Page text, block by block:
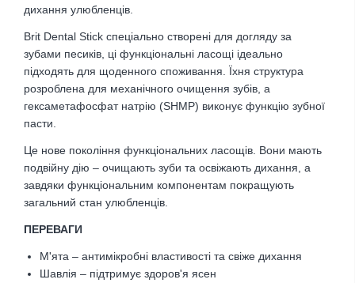
дихання улюбленців.
Brit Dental Stick спеціально створені для догляду за
зубами песиків, ці функціональні ласощі ідеально
підходять для щоденного споживання. Їхня структура
розроблена для механічного очищення зубів, а
гексаметафосфат натрію (SHMP) виконує функцію зубної
пасти.
Це нове покоління функціональних ласощів. Вони мають
подвійну дію – очищають зуби та освіжають дихання, а
завдяки функціональним компонентам покращують
загальний стан улюбленців.
ПЕРЕВАГИ
М'ята – антимікробні властивості та свіже дихання
Шавлія – підтримує здоров'я ясен